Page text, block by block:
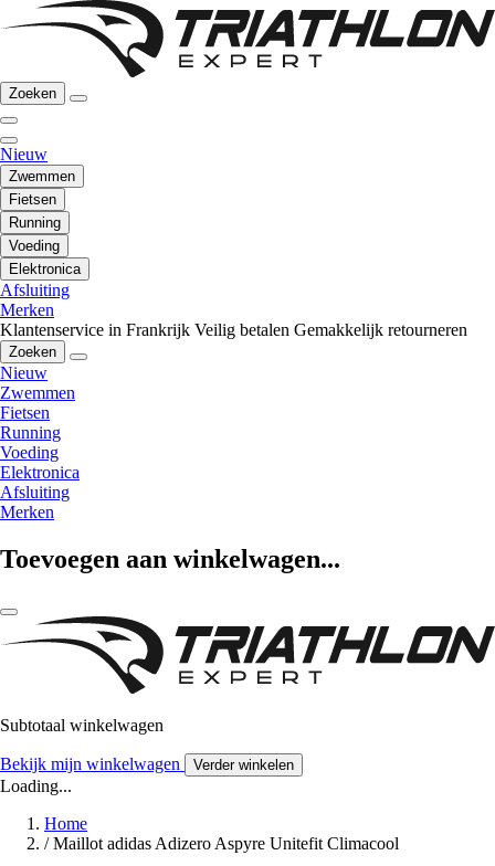
Zoeken
Nieuw
Zwemmen
Fietsen
Running
Voeding
Elektronica
Afsluiting
Merken
Klantenservice in Frankrijk Veilig betalen Gemakkelijk retourneren
Zoeken
Nieuw
Zwemmen
Fietsen
Running
Voeding
Elektronica
Afsluiting
Merken
Toevoegen aan winkelwagen...
Subtotaal winkelwagen
Bekijk mijn winkelwagen Verder winkelen
Loading...
Home
/ Maillot adidas Adizero Aspyre Unitefit Climacool